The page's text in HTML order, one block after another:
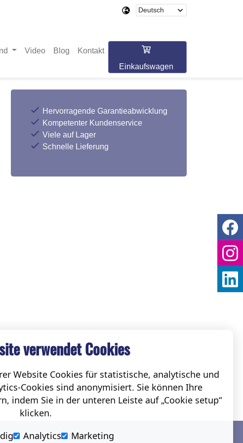
Video Blog
Kontakt
Einkaufswagen
Hervorragende Garantieabwicklung
Kompetenter Kundenservice
Viele auf Lager
Schnelle Lieferung
Social
verwendet Cookies
Website Cookies für statistische, analytische und
Cookies sind anonymisiert. Sie können Ihre
indem Sie in der unteren Leiste auf „Cookie setup“
klicken.
Analytics Marketing